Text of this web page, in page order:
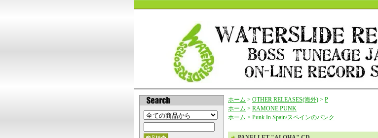
ホーム > OTHER RELEASES(海外) > P
ホーム > RAMONE PUNK
ホーム > Punk In Spain/スペインのパンク